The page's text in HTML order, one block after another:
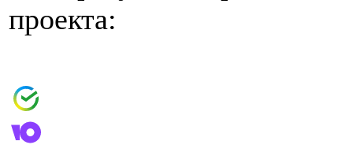
проекта: